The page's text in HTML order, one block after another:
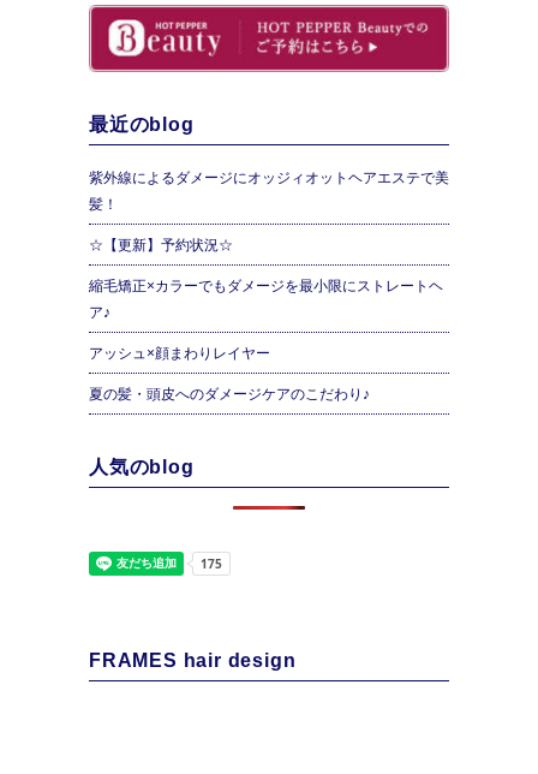
最近のblog
紫外線によるダメージにオッジィオットヘアエステで美
髪！
☆【更新】予約状況☆
縮毛矯正×カラーでもダメージを最小限にストレートヘ
ア♪
アッシュ×顔まわりレイヤー
夏の髪・頭皮へのダメージケアのこだわり♪
人気のblog
FRAMES hair design